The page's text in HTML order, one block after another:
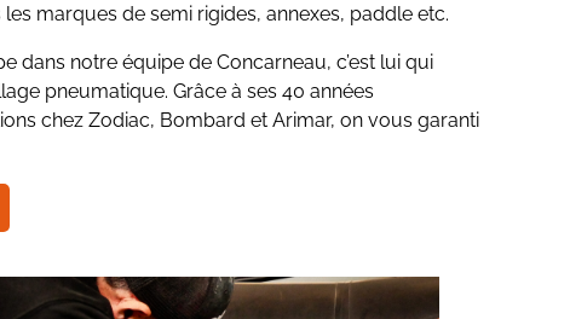
marques de semi rigides, annexes, paddle etc.
dans notre équipe de Concarneau, c’est lui qui
pneumatique. Grâce à ses 40 années
chez Zodiac, Bombard et Arimar, on vous garanti